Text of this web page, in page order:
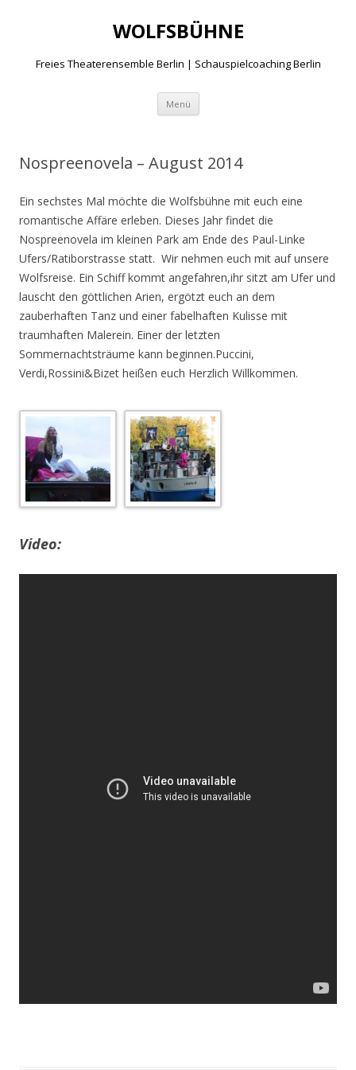
WOLFSBÜHNE
Freies Theaterensemble Berlin | Schauspielcoaching Berlin
Menü Zum
springen
Nospreenovela – August 2014
Ein sechstes Mal möchte die Wolfsbühne mit euch eine
romantische Affäre erleben. Dieses Jahr findet die
Nospreenovela im kleinen Park am Ende des Paul-Linke
Ufers/Ratiborstrasse statt. Wir nehmen euch mit auf unsere
Wolfsreise. Ein Schiff kommt angefahren,ihr sitzt am Ufer und
lauscht den göttlichen Arien, ergötzt euch an dem
zauberhaften Tanz und einer fabelhaften Kulisse mit
traumhaften Malerein. Einer der letzten
Sommernachtsträume kann beginnen.Puccini,
Verdi,Rossini&Bizet heißen euch Herzlich Willkommen.
Video: